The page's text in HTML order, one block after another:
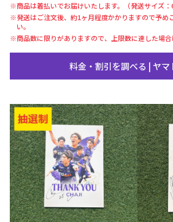
※商品は着払いでお届けいたします。（発送サイズ：
※発送はご注文後、約1ヶ月程度かかりますので予め
い。
※商品数に限りがありますので、上限数に達した場合
料金・割引を調べる | ヤマ